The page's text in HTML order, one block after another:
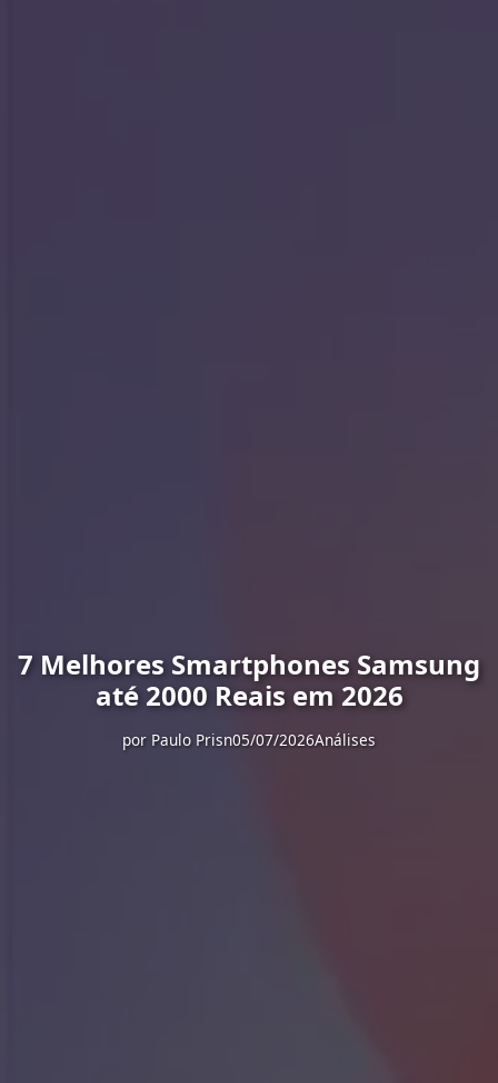
7 Melhores Smartphones Samsung
até 2000 Reais em 2026
por Paulo Prisn05/07/2026Análises